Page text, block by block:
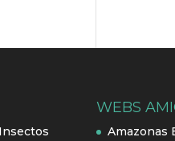
WEBS
Amazonas